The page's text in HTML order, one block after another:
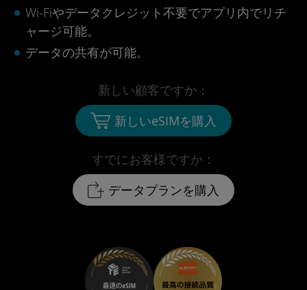
Wi-Fiやデータクレジット不要でアプリ内でリチ
ャージ可能。
データの共有が可能。
すでにお客様ですか：
データプランを購入
新しい顧客ですか：
新しいeSIMを購入